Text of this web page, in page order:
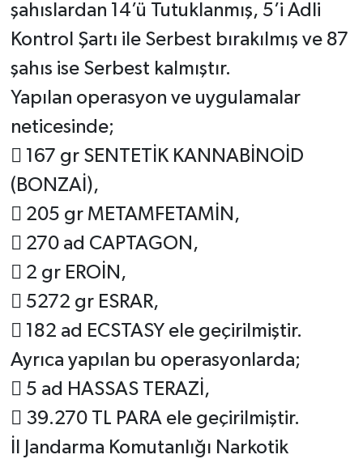
şahıslardan 14’ü Tutuklanmış, 5’i Adli
Kontrol Şartı ile Serbest bırakılmış ve 87
şahıs ise Serbest kalmıştır.
Yapılan operasyon ve uygulamalar
neticesinde;
 167 gr SENTETİK KANNABİNOİD
(BONZAİ),
 205 gr METAMFETAMİN,
 270 ad CAPTAGON,
 2 gr EROİN,
 5272 gr ESRAR,
 182 ad ECSTASY ele geçirilmiştir.
Ayrıca yapılan bu operasyonlarda;
 5 ad HASSAS TERAZİ,
 39.270 TL PARA ele geçirilmiştir.
İl Jandarma Komutanlığı Narkotik